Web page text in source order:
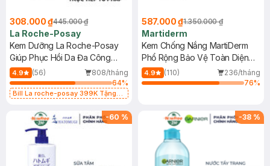
308.000 ₫445.000 ₫
La Roche-Posay
Kem Dưỡng La Roche-Posay
Giúp Phục Hồi Da Đa Công
Dụng 40ml
4.9 (56)
808/tháng
64%
Bill La roche-posay 399K Tặng
(SL có hạn)
587.000 ₫1.350.000 ₫
Martiderm
Kem Chống Nắng MartiDerm
Phổ Rộng Bảo Vệ Toàn Diện
40ml
4.9 (110)
236/tháng
76%
-60 % -38 %